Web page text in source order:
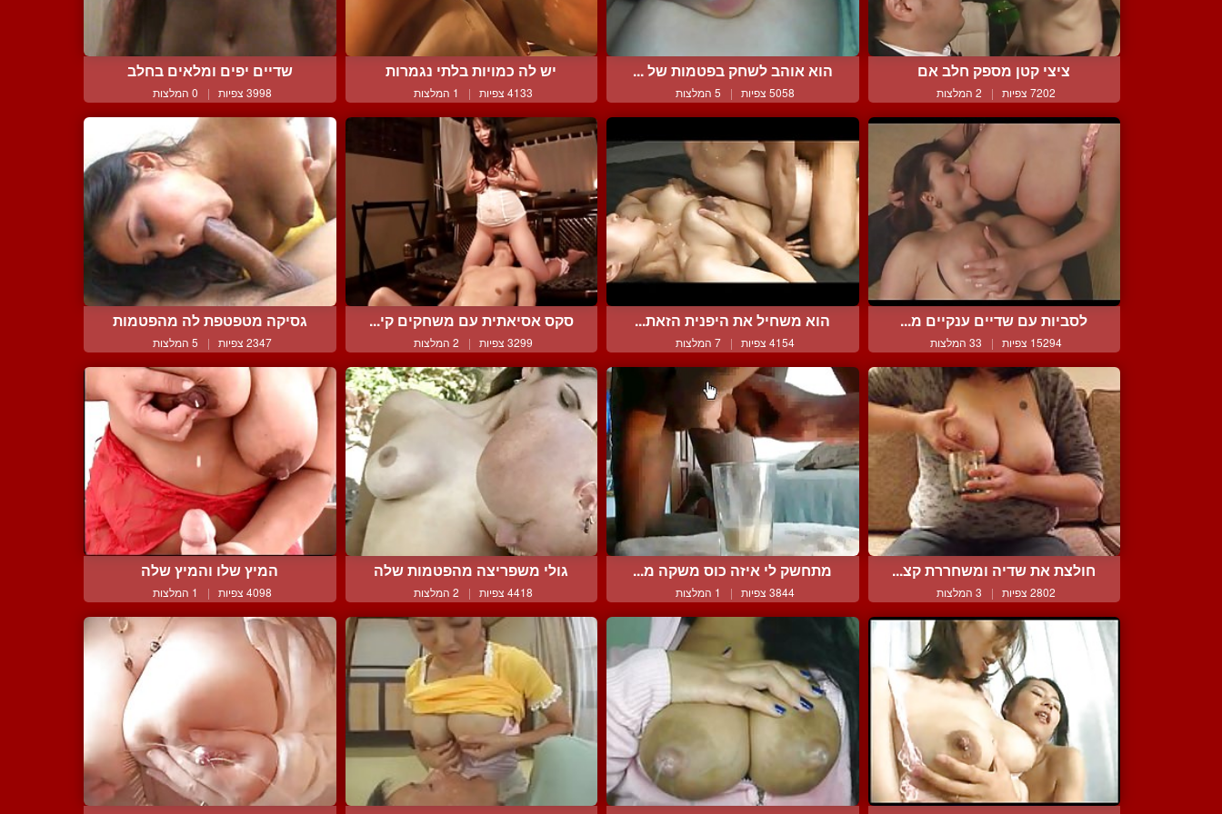
ציצי קטן מספק חלב אם
7202 צפיות | 2 המלצות
הוא אוהב לשחק בפטמות של ...
5058 צפיות | 5 המלצות
יש לה כמויות בלתי נגמרות
4133 צפיות | 1 המלצות
שדיים יפים ומלאים בחלב
3998 צפיות | 0 המלצות
לסביות עם שדיים ענקיים מ...
15294 צפיות | 33 המלצות
הוא משחיל את היפנית הזאת...
4154 צפיות | 7 המלצות
סקס אסיאתית עם משחקים קי...
3299 צפיות | 2 המלצות
גסיקה מטפטפת לה מהפטמות
2347 צפיות | 5 המלצות
חולצת את שדיה ומשחררת קצ...
2802 צפיות | 3 המלצות
מתחשק לי איזה כוס משקה מ...
3844 צפיות | 1 המלצות
גולי משפריצה מהפטמות שלה
4418 צפיות | 2 המלצות
המיץ שלו והמיץ שלה
4098 צפיות | 1 המלצות